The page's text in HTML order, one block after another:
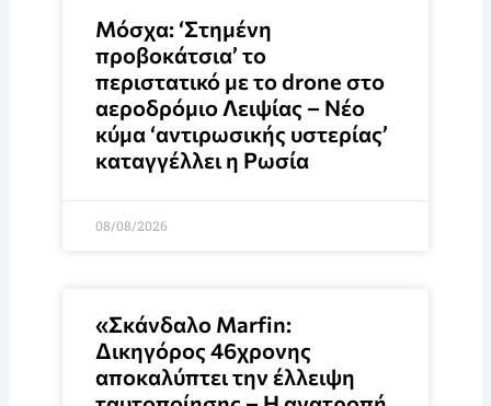
Μόσχα: ‘Στημένη
προβοκάτσια’ το
περιστατικό με το drone στο
αεροδρόμιο Λειψίας – Νέο
κύμα ‘αντιρωσικής υστερίας’
καταγγέλλει η Ρωσία
08/08/2026
«Σκάνδαλο Marfin:
Δικηγόρος 46χρονης
αποκαλύπτει την έλλειψη